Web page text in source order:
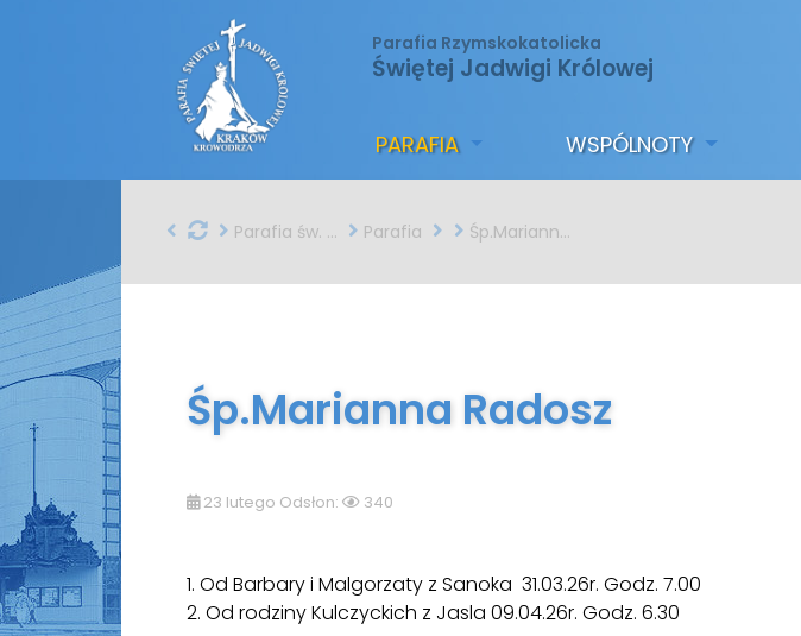
Parafia Rzymskokatolicka
Świętej Jadwigi Królowej
PARAFIA WSPÓLNOTY
Parafia św. Jadwigi w Krakowie Parafia Śp.Marianna Radosz
Śp.Marianna Radosz
23 lutego Odsłon: 340
1. Od Barbary i Malgorzaty z Sanoka 31.03.26r. Godz. 7.00
2. Od rodziny Kulczyckich z Jasla 09.04.26r. Godz. 6.30